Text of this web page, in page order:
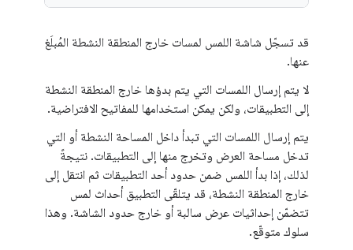
قد تسجّل شاشة اللمس لمسات خارج المنطقة النشطة المُبلَغ
عنها.
لا يتم إرسال اللمسات التي يتم بدؤها خارج المنطقة النشطة
إلى التطبيقات، ولكن يمكن استخدامها للمفاتيح الافتراضية.
يتم إرسال اللمسات التي تبدأ داخل المساحة النشطة أو التي
تدخل مساحة العرض وتخرج منها إلى التطبيقات. نتيجةً
لذلك، إذا بدأ اللمس ضمن حدود أحد التطبيقات ثم انتقل إلى
خارج المنطقة النشطة، قد يتلقّى التطبيق أحداث لمس
تتضمّن إحداثيات عرض سالبة أو خارج حدود الشاشة. وهذا
سلوك متوقّع.